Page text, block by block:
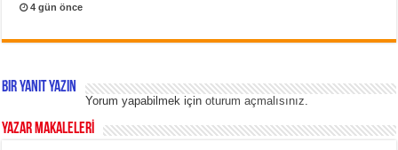
4 gün önce
Bir yanıt yazın
Yorum yapabilmek içinoturum açmalısınız
YAZAR MAKALELERİ